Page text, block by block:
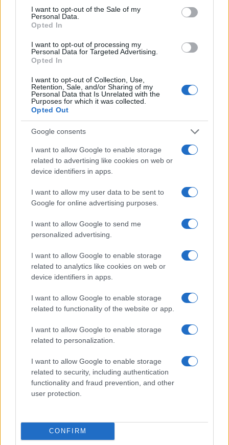
consent section.
I want to opt-out of the Sale of my
Personal Data.
Opted In
I want to opt-out of processing my
Personal Data for Targeted Advertising.
Opted In
I want to opt-out of Collection, Use,
Retention, Sale, and/or Sharing of my
Personal Data that Is Unrelated with the
Purposes for which it was collected.
Opted Out
Google consents
I want to allow Google to enable storage
related to advertising like cookies on web or
device identifiers in apps.
I want to allow my user data to be sent to
Google for online advertising purposes.
I want to allow Google to send me
personalized advertising.
I want to allow Google to enable storage
related to analytics like cookies on web or
device identifiers in apps.
I want to allow Google to enable storage
related to functionality of the website or app.
I want to allow Google to enable storage
related to personalization.
I want to allow Google to enable storage
related to security, including authentication
functionality and fraud prevention, and other
user protection.
CONFIRM
Sigue leyendo
Cómo las aves inspiran robots voladores y acuáticos
Lucía Fernández · 8 Ago 2026
AVES